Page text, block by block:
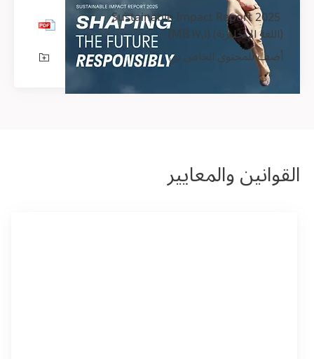
(اللغة الإنجليزية)
أضف للمحتوى الخاص بي
القوانين والمعايير